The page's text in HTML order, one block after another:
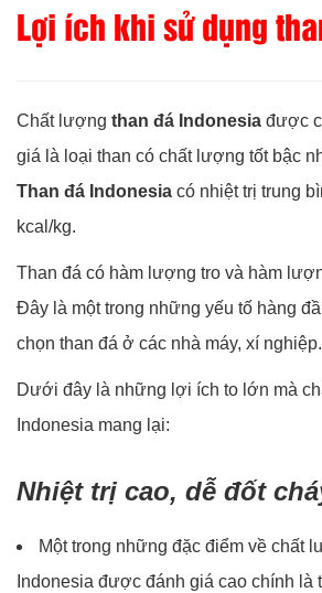
Lợi ích khi sử dụng
Chất lượng than đá Indonesia được
giá là loại than có chất lượng tốt bậc
Than đá Indonesia có nhiệt trị trung
kcal/kg.
Than đá có hàm lượng tro và hàm
Đây là một trong những yếu tố hàng
chọn than đá ở các nhà máy, xí nghiệp.
Dưới đây là những lợi ích to lớn mà
Indonesia mang lại:
Nhiệt trị cao, dễ đốt
Một trong những đặc điểm về chất
Indonesia được đánh giá cao chính là